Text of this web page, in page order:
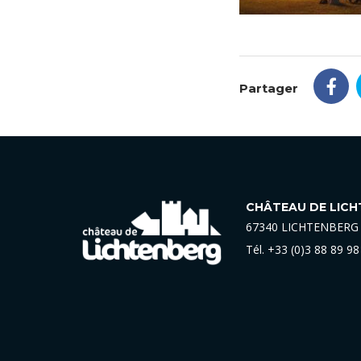
Partager
CHÂTEAU DE
67340 LICHTENBERG
Tél. +33 (0)3 88 89